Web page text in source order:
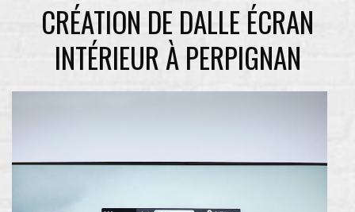
CRÉATION DE DALLE ÉCRAN
INTÉRIEUR À PERPIGNAN